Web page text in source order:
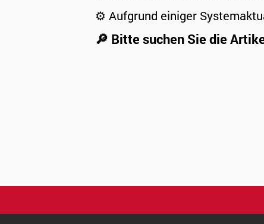
⚙️ Aufgrund einiger
🔎 Bitte suchen Sie die